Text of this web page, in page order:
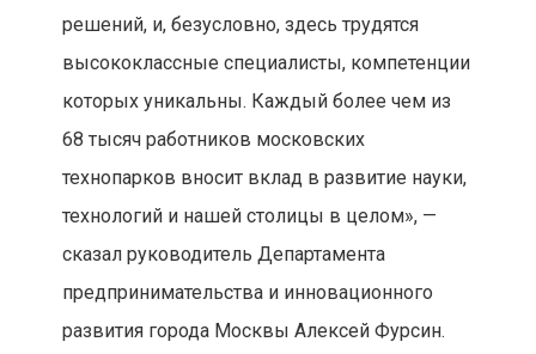
решений, и, безусловно, здесь трудятся
высококлассные специалисты, компетенции
которых уникальны. Каждый более чем из
68 тысяч работников московских
технопарков вносит вклад в развитие науки,
технологий и нашей столицы в целом», —
сказал руководитель Департамента
предпринимательства и инновационного
развития города Москвы Алексей Фурсин.